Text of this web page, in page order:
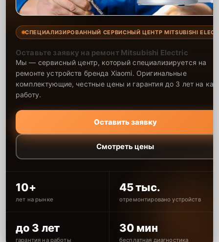
СПЕЦИАЛИЗИРОВАННЫЙ СЕРВИСНЫЙ ЦЕНТР MITSUBISHI
Оставьте заявку на ремонт Mitsubishi Electric
Мы — сервисный центр, который специализируется на
ремонте устройств бренда Xiaomi. Оригинальные
комплектующие, честные цены и гарантия до 3 лет на
работу.
Оставить заявку
Смотреть цены
10+
лет на рынке
45 тыс.
отремонтировано устройств
до 3 лет
гарантия на работы
30 мин
бесплатная диагностика